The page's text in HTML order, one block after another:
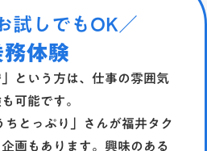
試しでもOK／
体験
という方は、仕事の雰囲気
可能です。
とっぷり」さんが福井タク